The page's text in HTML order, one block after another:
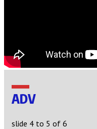
ADV
slide 4 to 5 of 6